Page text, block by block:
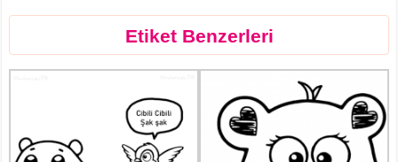
Etiket Benzerleri